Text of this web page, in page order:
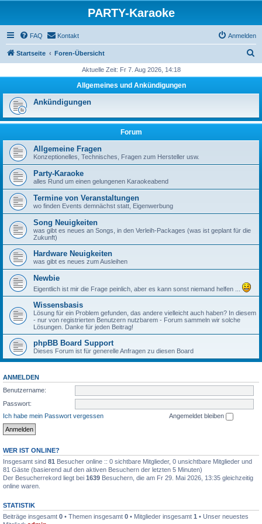
PARTY-Karaoke
FAQ Kontakt Anmelden
Startseite Foren-Übersicht
h
Aktuelle Zeit: Fr 7. Aug 2026, 14:18
Allgemeines und Ankündigungen
Ankündigungen
Forum
Allgemeine Fragen
Konzeptionelles, Technisches, Fragen zum Hersteller usw.
Party-Karaoke
alles Rund um einen gelungenen Karaokeabend
Termine von Veranstaltungen
wo finden Events demnächst statt, Eigenwerbung
Song Neuigkeiten
was gibt es neues an Songs, in den Verleih-Packages (was ist geplant für die
Zukunft)
Hardware Neuigkeiten
was gibt es neues zum Ausleihen
Newbie
Eigentlich ist mir die Frage peinlich, aber es kann sonst niemand helfen ...
Wissensbasis
Lösung für ein Problem gefunden, das andere vielleicht auch haben? In diesem
- nur von registrierten Benutzern nutzbarem - Forum sammeln wir solche
Lösungen. Danke für jeden Beitrag!
phpBB Board Support
Dieses Forum ist für generelle Anfragen zu diesen Board
ANMELDEN
Benutzername:
Passwort:
Ich habe mein Passwort vergessen
Angemeldet bleiben
WER IST ONLINE?
Insgesamt sind 81 Besucher online :: 0 sichtbare Mitglieder, 0 unsichtbare Mitglieder und
81 Gäste (basierend auf den aktiven Besuchern der letzten 5 Minuten)
Der Besucherrekord liegt bei 1639 Besuchern, die am Fr 29. Mai 2026, 13:35 gleichzeitig
online waren.
STATISTIK
Beiträge insgesamt 0 • Themen insgesamt 0 • Mitglieder insgesamt 1 • Unser neuestes